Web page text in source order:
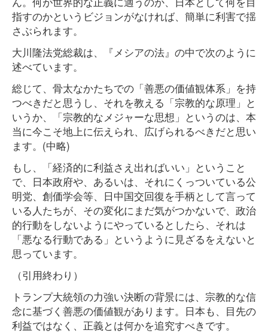
指すのかというビジョンがなければ、簡単に利害で揺
さぶられます。
大川隆法党総裁は、『メシアの法』の中で次のように
述べています。
総じて、骨太なかたちでの「善悪の価値観体系」を持
つべきだと思うし、それを教える「宗教的な原理」と
いうか、「宗教的なメジャーな思想」というのは、本
当に今こそ地上に伝えられ、広げられるべきだと思い
ます。(中略)
もし、「経済的に利益さえ出ればいい」ということ
で、日本政府や、あるいは、それにくっついている公
明党、創価学会等、日中国交回復を手柄として言って
いる人たちが、その変化にまだ気がつかないで、政治
的行動をしないようにやっているとしたら、それは
「悪なる行動である」というように見ざるをえないと
思っています。
（引用終わり）
トランプ大統領の力強い決断の背景には、宗教的な信
念に基づく善悪の価値観があります。日本も、目先の
利益ではなく、正義とは何かを追究すべきです。